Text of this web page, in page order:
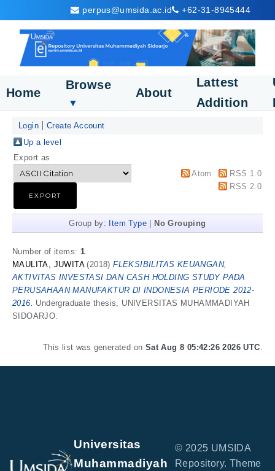
perpus@umsida.ac.id +62-31-8945444
Home
Browse
▼
About
Lattest
Addition
Login
Create Account
Up a level
Export as
Atom
RSS 1.0
RSS 2.0
Group by: Item Type No Grouping
Number of items: 1.
MAULITA, JUWITA(2018)FLEKSIBILITAS KEUANGAN,
AKTIVITAS INVESTASI DAN CASH HOLDING STUDY PADA
PERUSAHAAN MANUFAKTUR DI INDONESIA PERIODE 2012-
2016. Undergraduate thesis, UNIVERSITAS MUHAMMADIYAH
SIDOARJO.
This list was generated on Sat Aug 8 05:42:26 2026 UTC.
Universitas
Muhammadiyah
© 2025 UMSIDA
Repository. Theme